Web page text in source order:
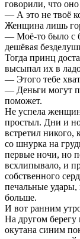
говорили, что
— А это не твоё
Женщина лишь
— Моё-то было с
дешёвая
Тогда принц
высыпал их в
— Этого тебе
— Деньги могут
поможет.
Не успела
простыл. Дни и
встретил никого,
со шнурка на
первые ночи, но
всхлипывало, и
собственного
печальные
больше.
И вот ранним
На другом берегу
окутана синим